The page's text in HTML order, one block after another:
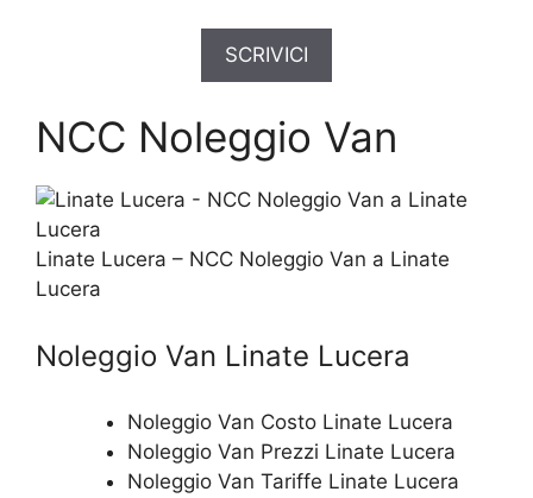
SCRIVICI
NCC Noleggio Van
Linate Lucera – NCC Noleggio Van a Linate
Lucera
Noleggio Van Linate Lucera
Noleggio Van Costo Linate Lucera
Noleggio Van Prezzi Linate Lucera
Noleggio Van Tariffe Linate Lucera